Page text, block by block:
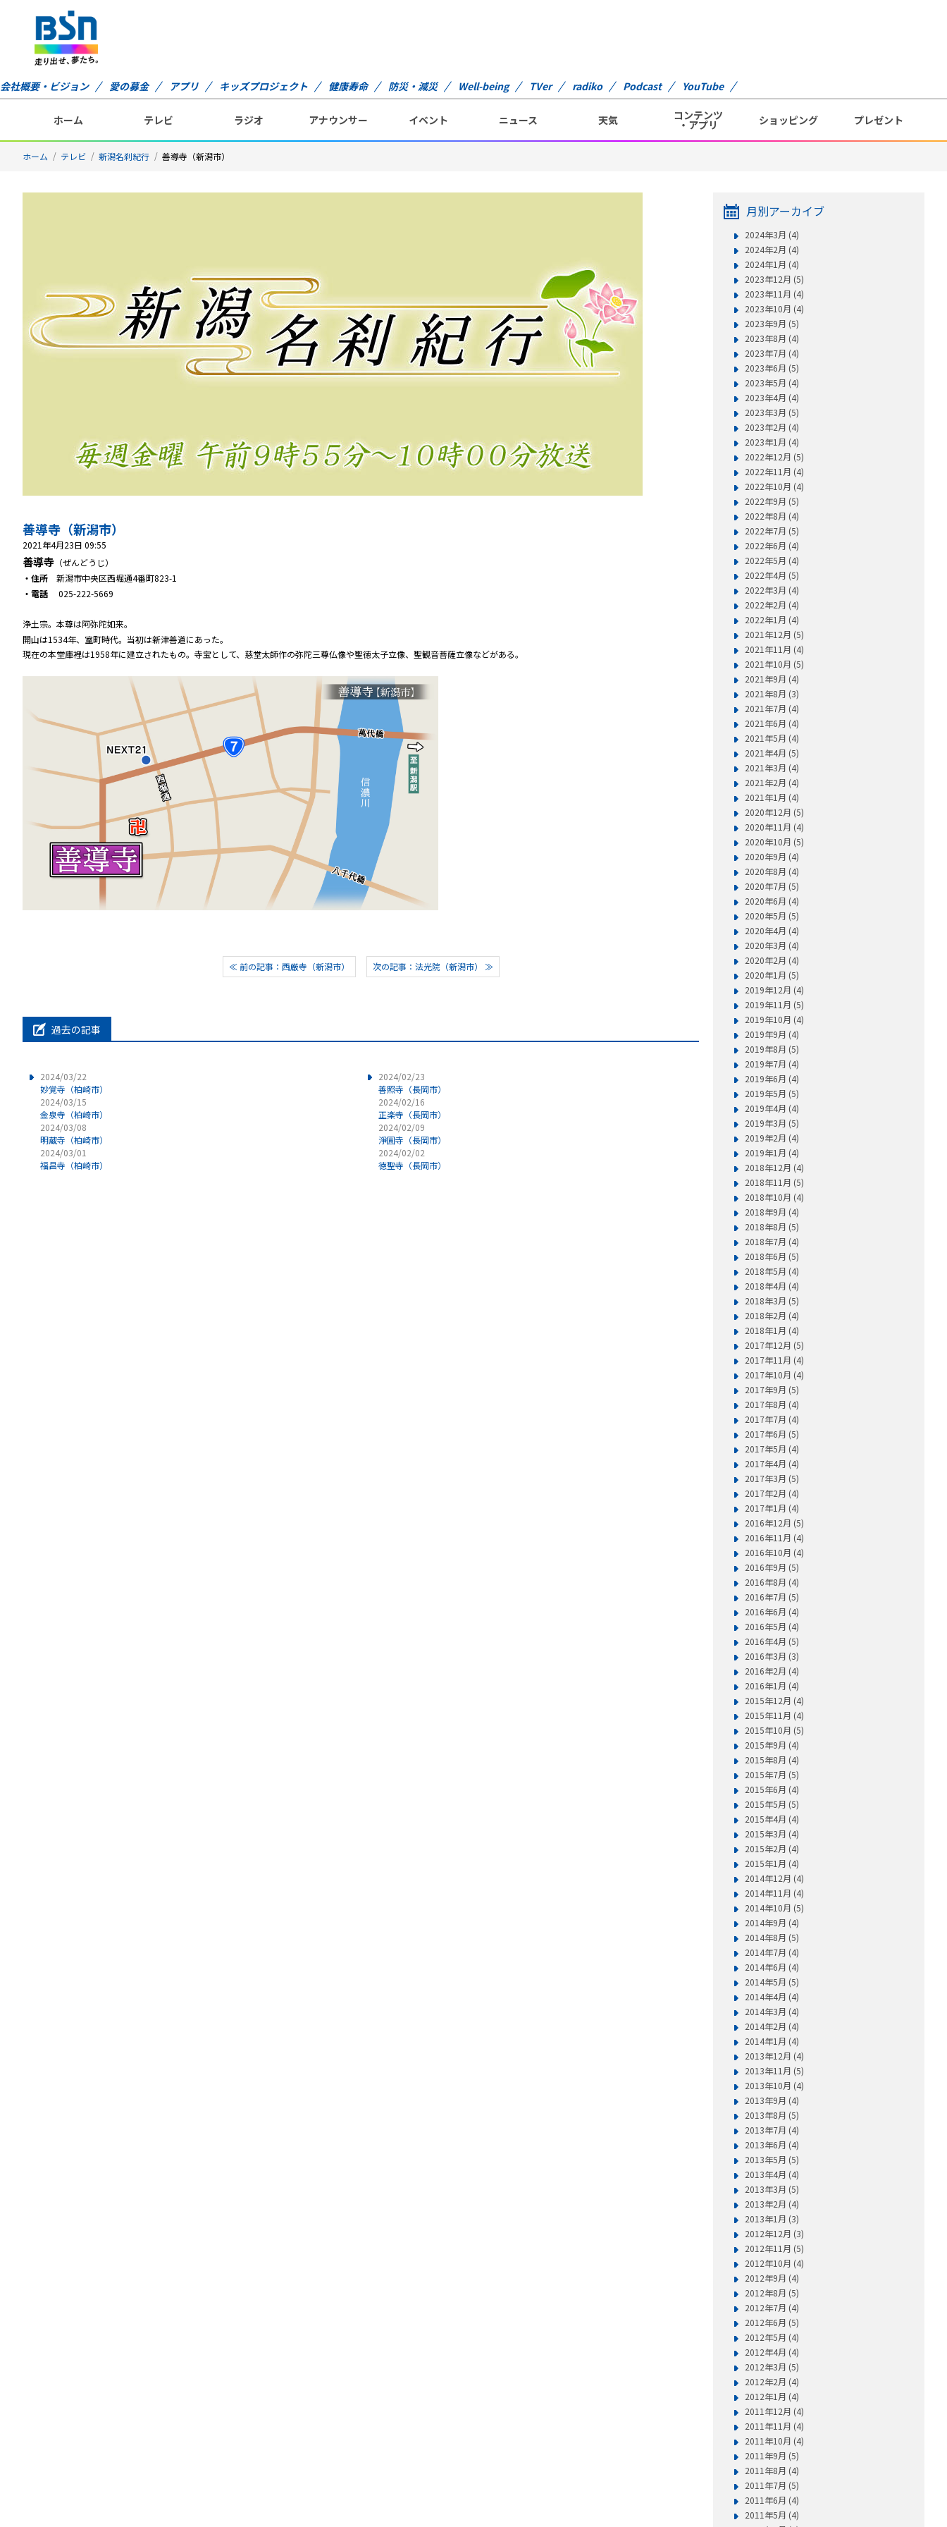
会社概要・ビジョン 愛の募金 アプリ キッズプロジェクト 健康寿命 防災・減災 Well-being TVer radiko Podcast YouTube
ホーム テレビ ラジオ アナウンサー イベント ニュース 天気 コンテンツ
・アプリ ショッピング プレゼント
ホーム テレビ 新潟名刹紀行 善導寺（新潟市）
善導寺（新潟市）
2021年4月23日 09:55
善導寺 （ぜんどうじ）
・住所 新潟市中央区西堀通4番町823-1
・電話 025-222-5669
浄土宗。本尊は阿弥陀如来。
開山は1534年、室町時代。当初は新津善道にあった。
現在の本堂庫裡は1958年に建立されたもの。寺宝として、慈堂太師作の弥陀三尊仏像や聖徳太子立像、聖観音菩薩立像などがある。
≪ 前の記事：西厳寺（新潟市） 次の記事：法光院（新潟市） ≫
過去の記事
2024/03/22
妙覚寺（柏崎市）
2024/03/15
金泉寺（柏崎市）
2024/03/08
明蔵寺（柏崎市）
2024/03/01
福昌寺（柏崎市）
2024/02/23
善照寺（長岡市）
2024/02/16
正楽寺（長岡市）
2024/02/09
淨圓寺（長岡市）
2024/02/02
徳聖寺（長岡市）
月別アーカイブ
2024年3月 (4)
2024年2月 (4)
2024年1月 (4)
2023年12月 (5)
2023年11月 (4)
2023年10月 (4)
2023年9月 (5)
2023年8月 (4)
2023年7月 (4)
2023年6月 (5)
2023年5月 (4)
2023年4月 (4)
2023年3月 (5)
2023年2月 (4)
2023年1月 (4)
2022年12月 (5)
2022年11月 (4)
2022年10月 (4)
2022年9月 (5)
2022年8月 (4)
2022年7月 (5)
2022年6月 (4)
2022年5月 (4)
2022年4月 (5)
2022年3月 (4)
2022年2月 (4)
2022年1月 (4)
2021年12月 (5)
2021年11月 (4)
2021年10月 (5)
2021年9月 (4)
2021年8月 (3)
2021年7月 (4)
2021年6月 (4)
2021年5月 (4)
2021年4月 (5)
2021年3月 (4)
2021年2月 (4)
2021年1月 (4)
2020年12月 (5)
2020年11月 (4)
2020年10月 (5)
2020年9月 (4)
2020年8月 (4)
2020年7月 (5)
2020年6月 (4)
2020年5月 (5)
2020年4月 (4)
2020年3月 (4)
2020年2月 (4)
2020年1月 (5)
2019年12月 (4)
2019年11月 (5)
2019年10月 (4)
2019年9月 (4)
2019年8月 (5)
2019年7月 (4)
2019年6月 (4)
2019年5月 (5)
2019年4月 (4)
2019年3月 (5)
2019年2月 (4)
2019年1月 (4)
2018年12月 (4)
2018年11月 (5)
2018年10月 (4)
2018年9月 (4)
2018年8月 (5)
2018年7月 (4)
2018年6月 (5)
2018年5月 (4)
2018年4月 (4)
2018年3月 (5)
2018年2月 (4)
2018年1月 (4)
2017年12月 (5)
2017年11月 (4)
2017年10月 (4)
2017年9月 (5)
2017年8月 (4)
2017年7月 (4)
2017年6月 (5)
2017年5月 (4)
2017年4月 (4)
2017年3月 (5)
2017年2月 (4)
2017年1月 (4)
2016年12月 (5)
2016年11月 (4)
2016年10月 (4)
2016年9月 (5)
2016年8月 (4)
2016年7月 (5)
2016年6月 (4)
2016年5月 (4)
2016年4月 (5)
2016年3月 (3)
2016年2月 (4)
2016年1月 (4)
2015年12月 (4)
2015年11月 (4)
2015年10月 (5)
2015年9月 (4)
2015年8月 (4)
2015年7月 (5)
2015年6月 (4)
2015年5月 (5)
2015年4月 (4)
2015年3月 (4)
2015年2月 (4)
2015年1月 (4)
2014年12月 (4)
2014年11月 (4)
2014年10月 (5)
2014年9月 (4)
2014年8月 (5)
2014年7月 (4)
2014年6月 (4)
2014年5月 (5)
2014年4月 (4)
2014年3月 (4)
2014年2月 (4)
2014年1月 (4)
2013年12月 (4)
2013年11月 (5)
2013年10月 (4)
2013年9月 (4)
2013年8月 (5)
2013年7月 (4)
2013年6月 (4)
2013年5月 (5)
2013年4月 (4)
2013年3月 (5)
2013年2月 (4)
2013年1月 (3)
2012年12月 (3)
2012年11月 (5)
2012年10月 (4)
2012年9月 (4)
2012年8月 (5)
2012年7月 (4)
2012年6月 (5)
2012年5月 (4)
2012年4月 (4)
2012年3月 (5)
2012年2月 (4)
2012年1月 (4)
2011年12月 (4)
2011年11月 (4)
2011年10月 (4)
2011年9月 (5)
2011年8月 (4)
2011年7月 (5)
2011年6月 (4)
2011年5月 (4)